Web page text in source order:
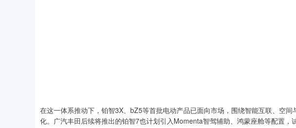
在这一体系推动下，铂智3X、bZ5等首批电动产品已面向市场，围绕智能互联、空
化。广汽丰田后续将推出的铂智7也计划引入Momenta智驾辅助、鸿蒙座舱等配置，